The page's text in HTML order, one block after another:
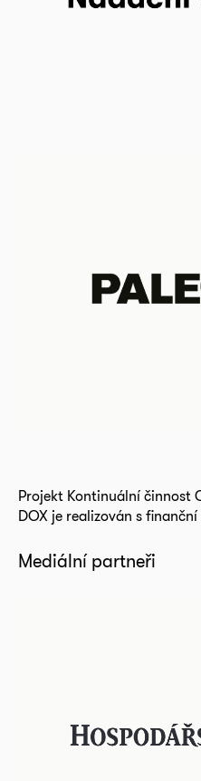
Projekt Kontinuální činnost
DOX je realizován s
Mediální partneři